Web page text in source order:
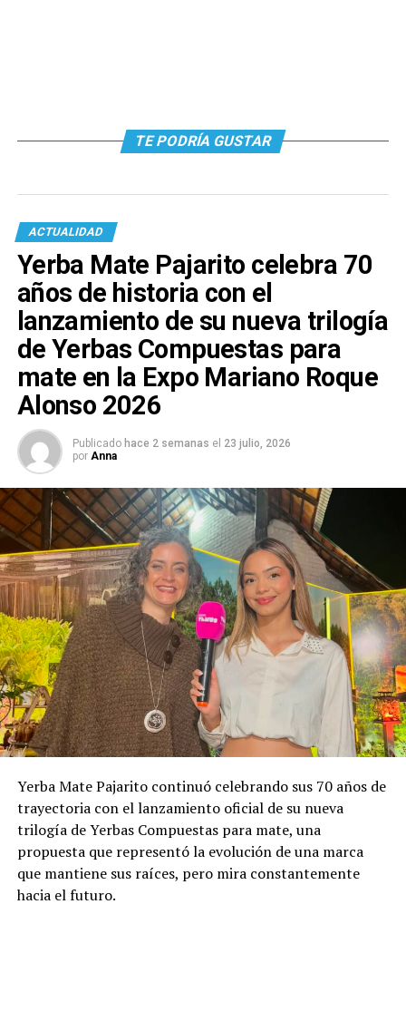
TE PODRÍA GUSTAR
ACTUALIDAD
Yerba Mate Pajarito celebra 70
años de historia con el
lanzamiento de su nueva trilogía
de Yerbas Compuestas para
mate en la Expo Mariano Roque
Alonso 2026
Publicado hace 2 semanas el 23 julio, 2026
por Anna
Yerba Mate Pajarito continuó celebrando sus 70 años de
trayectoria con el lanzamiento oficial de su nueva
trilogía de Yerbas Compuestas para mate, una
propuesta que representó la evolución de una marca
que mantiene sus raíces, pero mira constantemente
hacia el futuro.